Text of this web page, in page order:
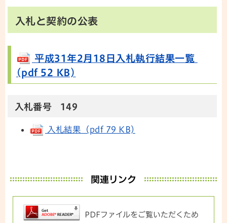
入札と契約の公表
平成31年2月18日入札執行結果一覧
(pdf 52 KB)
入札番号 149
入札結果 (pdf 79 KB)
関連リンク
PDFファイルをご覧いただくため